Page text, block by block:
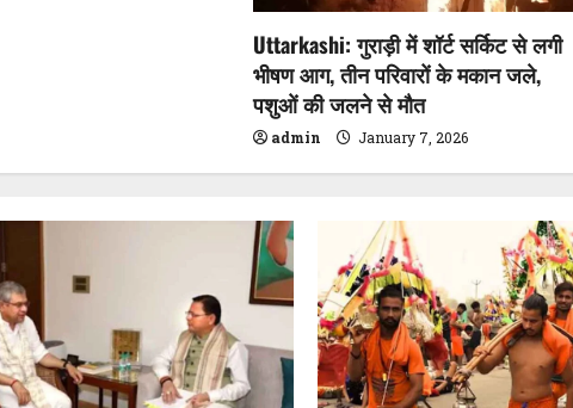
Uttarkashi: गुराड़ी में शॉर्ट सर्किट से लगी
भीषण आग, तीन परिवारों के मकान जले,
पशुओं की जलने से मौत
admin January 7, 2026